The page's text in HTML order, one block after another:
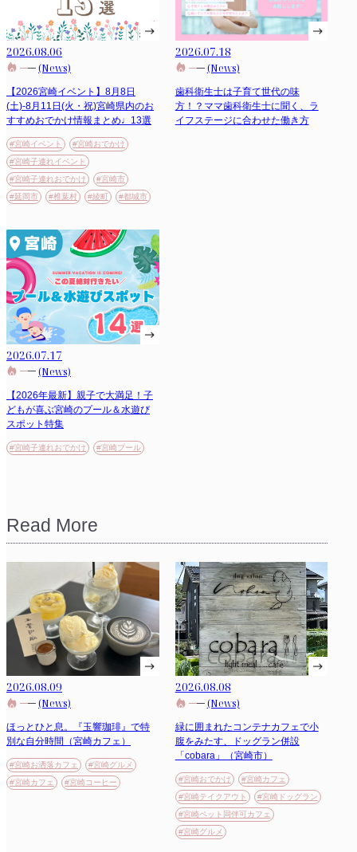
2026.08.06
(News)
【2026宮崎イベント】8月8日
(土)-8月11日(火・祝)宮崎県内のお
すすめおでかけ情報まとめ♩13選
#宮崎イベント
#宮崎おでかけ
#宮崎子連れイベント
#宮崎子連れおでかけ
#宮崎市
#延岡市
#椎葉村 #綾町 #都城市
2026.07.18
(News)
歯科衛生士は子育て世代の味
方！？ママ歯科衛生士に聞く、ラ
イフステージに合わせた働き方
2026.07.17
(News)
【2026年最新】親子で大満足！子
どもが喜ぶ宮崎のプール＆水遊び
スポット特集
#宮崎子連れおでかけ #宮崎プール
Read More
2026.08.09
(News)
ほっとひと息。『玉響珈琲』で特
別な自分時間（宮崎カフェ）
#宮崎お洒落カフェ
#宮崎グルメ
#宮崎カフェ
#宮崎コーヒー
2026.08.08
(News)
緑に囲まれたコンテナカフェで小
腹をみたす、ドッグラン併設
「cobara」（宮崎市）
#宮崎おでかけ
#宮崎カフェ
#宮崎テイクアウト
#宮崎ドッグラン
#宮崎ペット同伴可カフェ
#宮崎グルメ